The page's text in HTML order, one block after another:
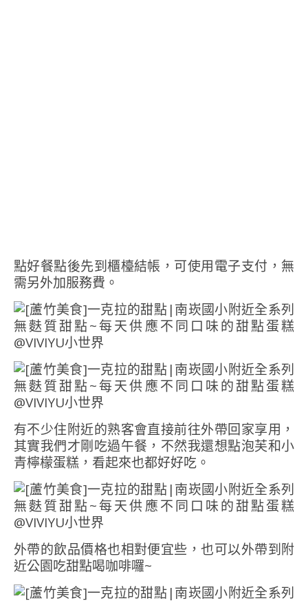
點好餐點後先到櫃檯結帳，可使用電子支付，無
需另外加服務費。
有不少住附近的熟客會直接前往外帶回家享用，
其實我們才剛吃過午餐，不然我還想點泡芙和小
青檸檬蛋糕，看起來也都好好吃。
外帶的飲品價格也相對便宜些，也可以外帶到附
近公園吃甜點喝咖啡囉~